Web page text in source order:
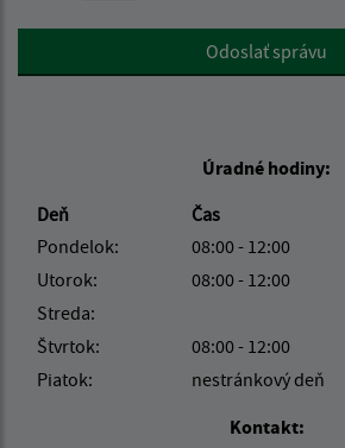
Google reCaptcha ResponseOdoslať správu
Úradné hodiny:
Deň
Čas
Pondelok:
08:00 - 12:00
Utorok:
08:00 - 12:00
Streda:
Štvrtok:
08:00 - 12:00
Piatok:
nestránkový deň
Kontakt: